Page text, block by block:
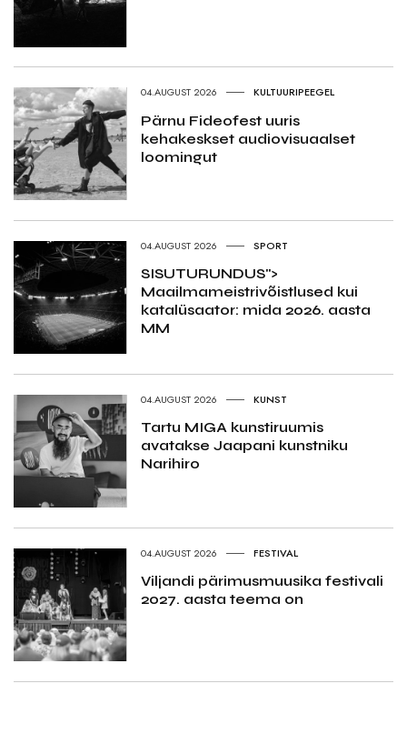
04.AUGUST 2026 KULTUURIPEEGEL
Pärnu Fideofest uuris
kehakeskset audiovisuaalset
loomingut
04.AUGUST 2026 SPORT
SISUTURUNDUS">
Maailmameistrivõistlused kui
katalüsaator: mida 2026. aasta
MM
04.AUGUST 2026 KUNST
Tartu MIGA kunstiruumis
avatakse Jaapani kunstniku
Narihiro
04.AUGUST 2026 FESTIVAL
Viljandi pärimusmuusika festivali
2027. aasta teema on